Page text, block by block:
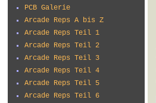
PCB Galerie
Arcade Reps A bis Z
Arcade Reps Teil 1
Arcade Reps Teil 2
Arcade Reps Teil 3
Arcade Reps Teil 4
Arcade Reps Teil 5
Arcade Reps Teil 6